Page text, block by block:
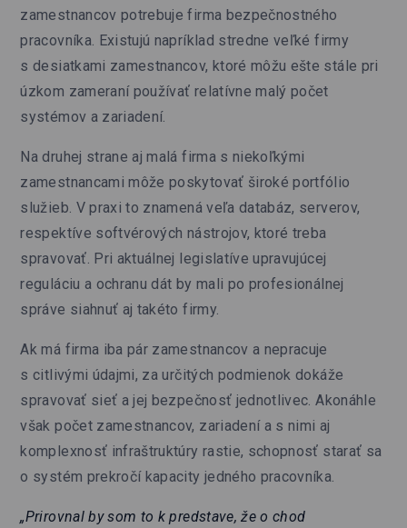
zamestnancov potrebuje firma bezpečnostného
pracovníka. Existujú napríklad stredne veľké firmy
s desiatkami zamestnancov, ktoré môžu ešte stále pri
úzkom zameraní používať relatívne malý počet
systémov a zariadení.
Na druhej strane aj malá firma s niekoľkými
zamestnancami môže poskytovať široké portfólio
služieb. V praxi to znamená veľa databáz, serverov,
respektíve softvérových nástrojov, ktoré treba
spravovať. Pri aktuálnej legislatíve upravujúcej
reguláciu a ochranu dát by mali po profesionálnej
správe siahnuť aj takéto firmy.
Ak má firma iba pár zamestnancov a nepracuje
s citlivými údajmi, za určitých podmienok dokáže
spravovať sieť a jej bezpečnosť jednotlivec. Akonáhle
však počet zamestnancov, zariadení a s nimi aj
komplexnosť infraštruktúry rastie, schopnosť starať sa
o systém prekročí kapacity jedného pracovníka.
„Prirovnal by som to k predstave, že o chod